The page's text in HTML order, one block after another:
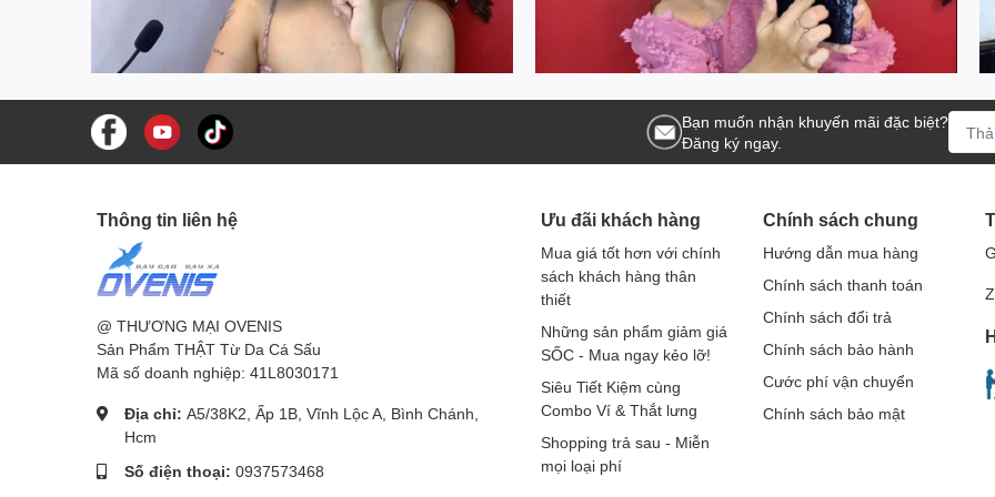
Bạn muốn nhận khuyến mãi đặc biệt?
Đăng ký ngay.
Thông tin liên hệ
@ THƯƠNG MẠI OVENIS
Sản Phẩm THẬT Từ Da Cá Sấu
Mã số doanh nghiệp: 41L8030171
Địa chỉ: A5/38K2, Ấp 1B, Vĩnh Lộc A, Bình Chánh,
Hcm
Số điện thoại: 0937573468
Ưu đãi khách hàng
Mua giá tốt hơn với chính
sách khách hàng thân
thiết
Những sản phẩm giảm giá
SỐC - Mua ngay kẻo lỡ!
Siêu Tiết Kiệm cùng
Combo Ví & Thắt lưng
Shopping trả sau - Miễn
mọi loại phí
Chính sách chung
Hướng dẫn mua hàng
Chính sách thanh toán
Chính sách đổi trả
Chính sách bảo hành
Cước phí vận chuyển
Chính sách bảo mật